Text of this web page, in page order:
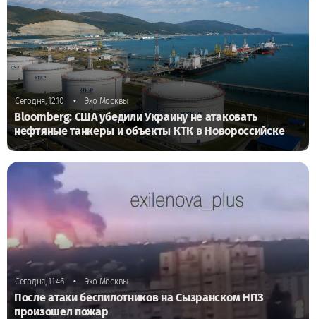
Сегодня, 12:10 • Эхо Москвы
Bloomberg: США убедили Украину не атаковать
нефтяные танкеры и объекты КТК в Новороссийске
Сегодня, 11:46 • Эхо Москвы
После атаки беспилотников на Сызранском НПЗ
произошел пожар